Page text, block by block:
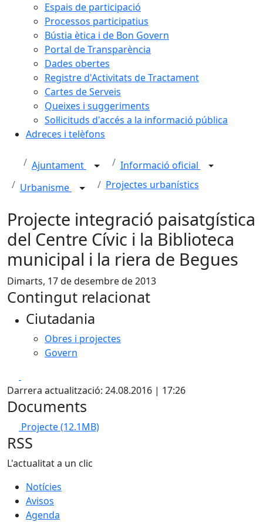
Espais de participació
Processos participatius
Bústia ètica i de Bon Govern
Portal de Transparència
Dades obertes
Registre d'Activitats de Tractament
Cartes de Serveis
Queixes i suggeriments
Sol·licituds d'accés a la informació pública
Adreces i telèfons
Ajuntament
Informació oficial
Urbanisme
Projectes urbanístics
Projecte integració paisatgística
del Centre Cívic i la Biblioteca
municipal i la riera de Begues
Dimarts, 17 de desembre de 2013
Contingut relacionat
Ciutadania
Obres i projectes
Govern
Darrera actualització: 24.08.2016 | 17:26
Documents
Projecte(12.1MB)
RSS
L'actualitat a un clic
Notícies
Avisos
Agenda